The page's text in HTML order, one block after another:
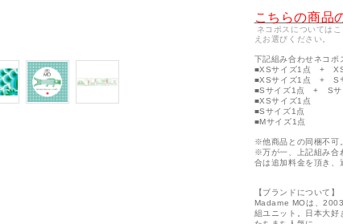
こちらの商品
ネコポスについては
えお選びください。
下記組み合わせネコポ
■XSサイズ1点 + XS
■XSサイズ1点 + S
■Sサイズ1点 + Sサ
■XSサイズ1点
■Sサイズ1点
■Mサイズ1点
※他商品との同梱不可。
※万が一、上記組み合
合は追加料金を頂き、
【ブランドについて】
Madame MOは、
組ユニット。日本大好